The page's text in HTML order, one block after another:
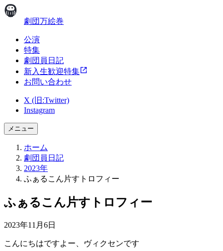
劇団万絵巻
公演
特集
劇団員日記
新入生歓迎特集
お問い合わせ
X (旧:Twitter)
Instagram
メニュー
ホーム
劇団員日記
2023年
ふぁるこん片すトロフィー
ふぁるこん片すトロフィー
2023年11月6日
こんにちはですよー、ヴィクセンです